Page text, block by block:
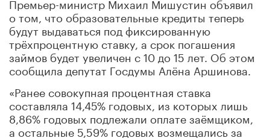
о том, что образовательные кредиты теперь
будут выдаваться под фиксированную
трёхпроцентную ставку, а срок погашения
займов будет увеличен с 10 до 15 лет. Об этом
сообщила депутат Госдумы Алёна Аршинова.
«Ранее совокупная процентная ставка
составляла 14,45% годовых, из которых лишь
8,86% годовых подлежали оплате заёмщиком,
а остальные 5,59% годовых возмещались за